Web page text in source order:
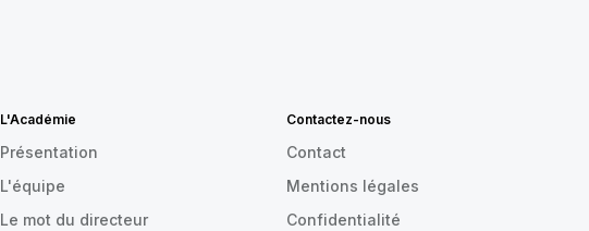
L'Académie
Présentation
L'équipe
Le mot du directeur
Contactez-nous
Contact
Mentions légales
Confidentialité